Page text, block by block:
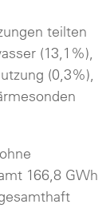
teilten
(13,1%),
(0,3%),
166,8 GWh